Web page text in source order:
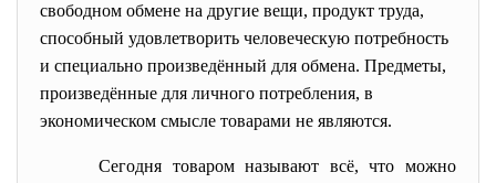
свободном обмене на другие вещи, продукт труда,
способный удовлетворить человеческую потребность
и специально произведённый для обмена. Предметы,
произведённые для личного потребления, в
экономическом смысле товарами не являются.
Сегодня товаром называют всё, что можно